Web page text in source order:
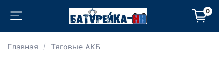
0
Главная Тяговые АКБ